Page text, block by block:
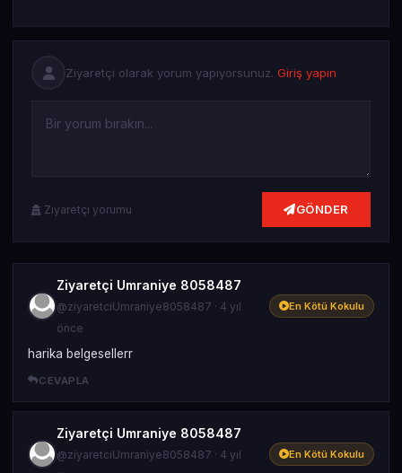
Ziyaretçi olarak yorum yapıyorsunuz. Giriş yapın
Ziyaretçi yorumu GÖNDER
Ziyaretçi Umraniye 8058487
@ziyaretciUmraniye8058487 · 4 yıl
önce
En Kötü Kokulu
harika belgesellerr
CEVAPLA
Ziyaretçi Umraniye 8058487
@ziyaretciUmraniye8058487 · 4 yıl
En Kötü Kokulu